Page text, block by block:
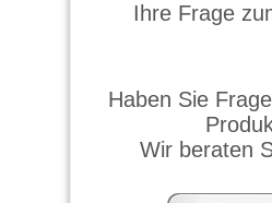
Ihre Frage
Haben Sie
Wir beraten